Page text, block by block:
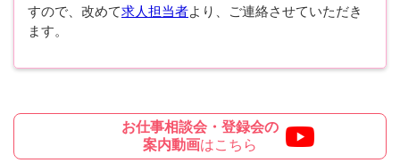
すので、改めて求人担当者より、ご連絡させていただき
ます。
お仕事相談会・登録会の
案内動画はこちら